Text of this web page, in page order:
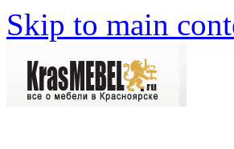
Skip to main